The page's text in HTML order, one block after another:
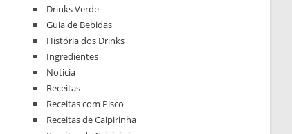
Drinks Verde
Guia de Bebidas
História dos Drinks
Ingredientes
Noticia
Receitas
Receitas com Pisco
Receitas de Caipirinha